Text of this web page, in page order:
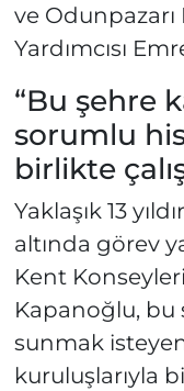
ve
Yardımcısı
“Bu şehre
sorumlu
birlikte
Yaklaşık 13
altında görev
Kent
Kapanoğlu, bu
sunmak
kuruluşlarıyla